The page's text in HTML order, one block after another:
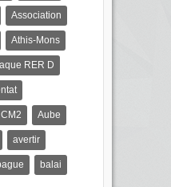
Association
Athis-Mons
RER D
Aube
avertir
balai